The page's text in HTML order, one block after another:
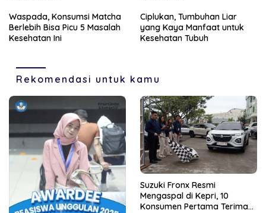
Waspada, Konsumsi Matcha
Berlebih Bisa Picu 5 Masalah
Kesehatan Ini
Ciplukan, Tumbuhan Liar
yang Kaya Manfaat untuk
Kesehatan Tubuh
Rekomendasi untuk kamu
Suzuki Fronx Resmi
Mengaspal di Kepri, 10
Konsumen Pertama Terima